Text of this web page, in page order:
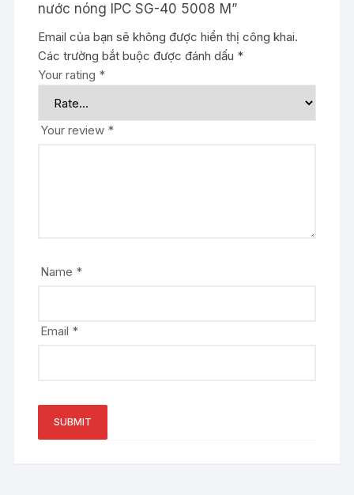
nước nóng IPC SG-40 5008 M”
Email của bạn sẽ không được hiển thị công khai.
Các trường bắt buộc được đánh dấu *
Your rating *
Your review *
Name *
Email *